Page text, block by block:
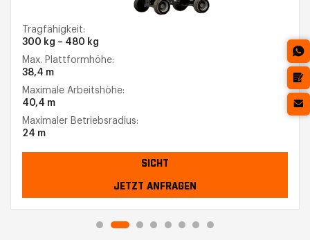
Tragfähigkeit:
300 kg – 480 kg
Max. Plattformhöhe:
38,4 m
Maximale Arbeitshöhe:
40,4 m
Maximaler Betriebsradius:
24 m
SICHT
JETZT ANFRAGEN